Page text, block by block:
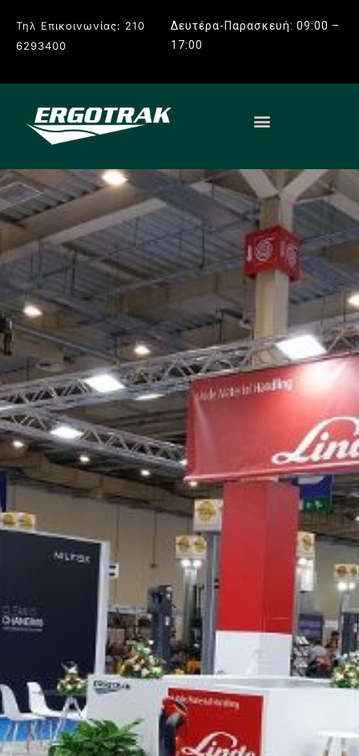
Τηλ Επικοινωνίας: 210
6293400
Δευτέρα-Παρασκευή: 09:00 –
17:00